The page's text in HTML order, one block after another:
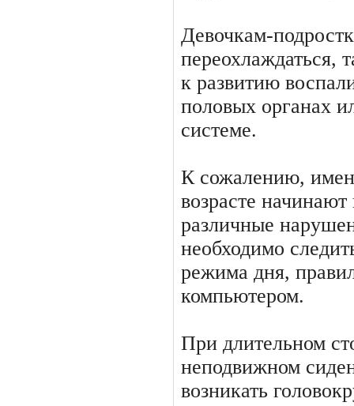
Девочкам-
переохлаж­даться,
к развитию
половых органах
системе.
К сожалению,
возрасте
различные
необходимо
режима дня,
компь­ютером.
При длительном
не­подвижном
возникать